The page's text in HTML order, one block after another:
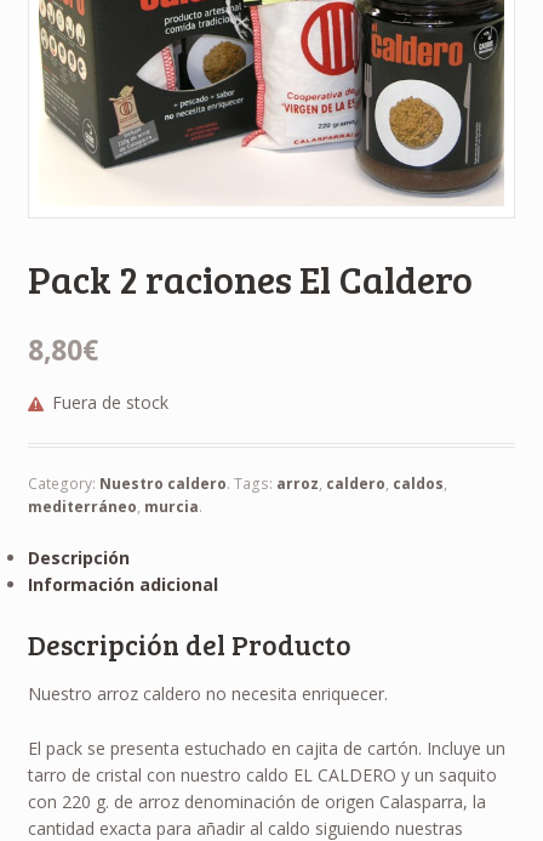
Pack 2 raciones El Caldero
8,80€
Fuera de stock
Category: Nuestro caldero. Tags: arroz, caldero, caldos,
mediterráneo, murcia.
Descripción
Información adicional
Descripción del Producto
Nuestro arroz caldero no necesita enriquecer.
El pack se presenta estuchado en cajita de cartón. Incluye un
tarro de cristal con nuestro caldo EL CALDERO y un saquito
con 220 g. de arroz denominación de origen Calasparra, la
cantidad exacta para añadir al caldo siguiendo nuestras